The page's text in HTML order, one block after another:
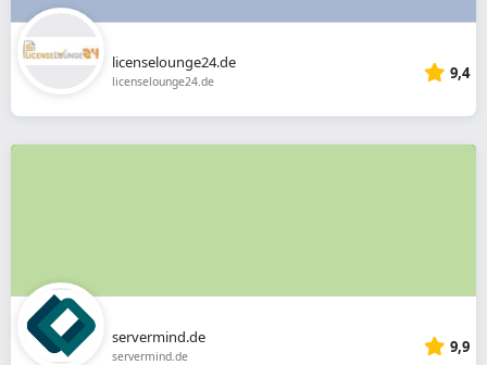
licenselounge24.de
licenselounge24.de 9,4
servermind.de
servermind.de 9,9